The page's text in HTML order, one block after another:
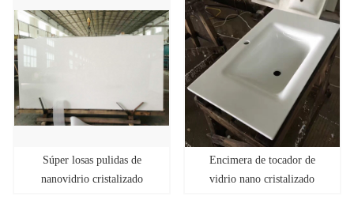
Súper losas pulidas de
nanovidrio cristalizado
Encimera de tocador de
vidrio nano cristalizado